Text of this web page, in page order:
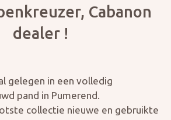
Cabanon
dealer !
gelegen in een volledig
pand in Pumerend.
collectie nieuwe en gebruikte